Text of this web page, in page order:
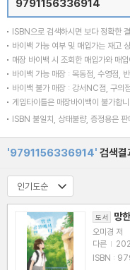
ISBN으로 검색하시면 보다 정확한
바이백 가능 여부 및 매입가는 재고
매장 바이백 시 조회한 매입가와 매
바이백 가능 매장 : 목동점, 수영점,
바이백 불가 매장 : 강서NC점, 구의점
게임타이틀은 매장바이백이 불가합니
ISBN 불일치, 상태불량, 증정용은
'9791156336914' 검색결
도서 망
오미경 저
다른 |